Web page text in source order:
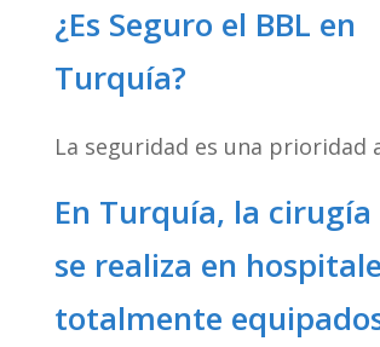
¿Es Seguro el BBL en
Turquía?
La seguridad es una prioridad
En Turquía, la cirugía
se realiza en
totalmente